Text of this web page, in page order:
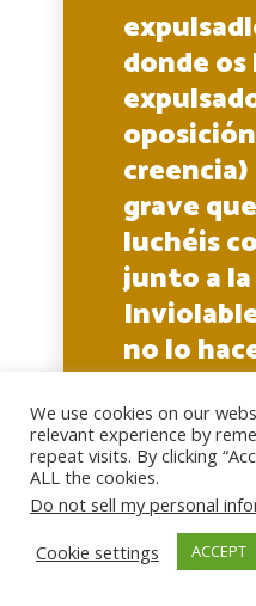
donde os
creencia)
grave
luchéis
junto a
no lo
os
esta es la
Corán
We use cookies on our
relevant experience by
repeat visits. By clicking
ALL the cookies.
Do not sell my personal
Cookie settings
ACCEPT